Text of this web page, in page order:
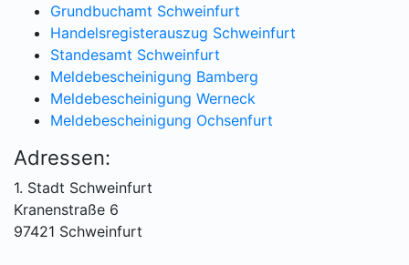
Grundbuchamt Schweinfurt
Handelsregisterauszug Schweinfurt
Standesamt Schweinfurt
Meldebescheinigung Bamberg
Meldebescheinigung Werneck
Meldebescheinigung Ochsenfurt
Adressen:
1. Stadt Schweinfurt
Kranenstraße 6
97421 Schweinfurt